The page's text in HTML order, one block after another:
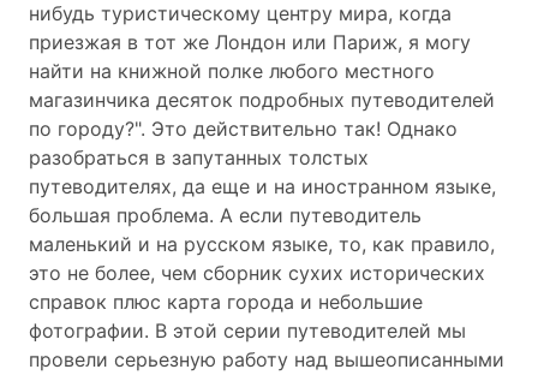
нибудь туристическому центру мира, когда
приезжая в тот же Лондон или Париж, я могу
найти на книжной полке любого местного
магазинчика десяток подробных путеводителей
по городу?". Это действительно так! Однако
разобраться в запутанных толстых
путеводителях, да еще и на иностранном языке,
большая проблема. А если путеводитель
маленький и на русском языке, то, как правило,
это не более, чем сборник сухих исторических
справок плюс карта города и небольшие
фотографии. В этой серии путеводителей мы
провели серьезную работу над вышеописанными